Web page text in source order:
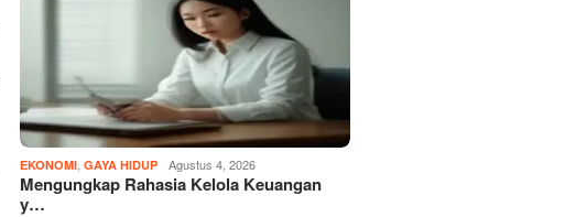
EKONOMI ,GAYA HIDUP Agustus 4, 2026
Mengungkap Rahasia Kelola Keuangan
y…